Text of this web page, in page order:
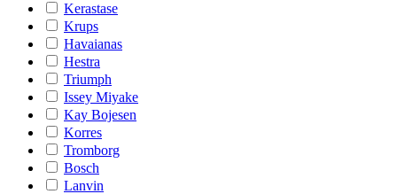
Kerastase
Krups
Havaianas
Hestra
Triumph
Issey Miyake
Kay Bojesen
Korres
Tromborg
Bosch
Lanvin